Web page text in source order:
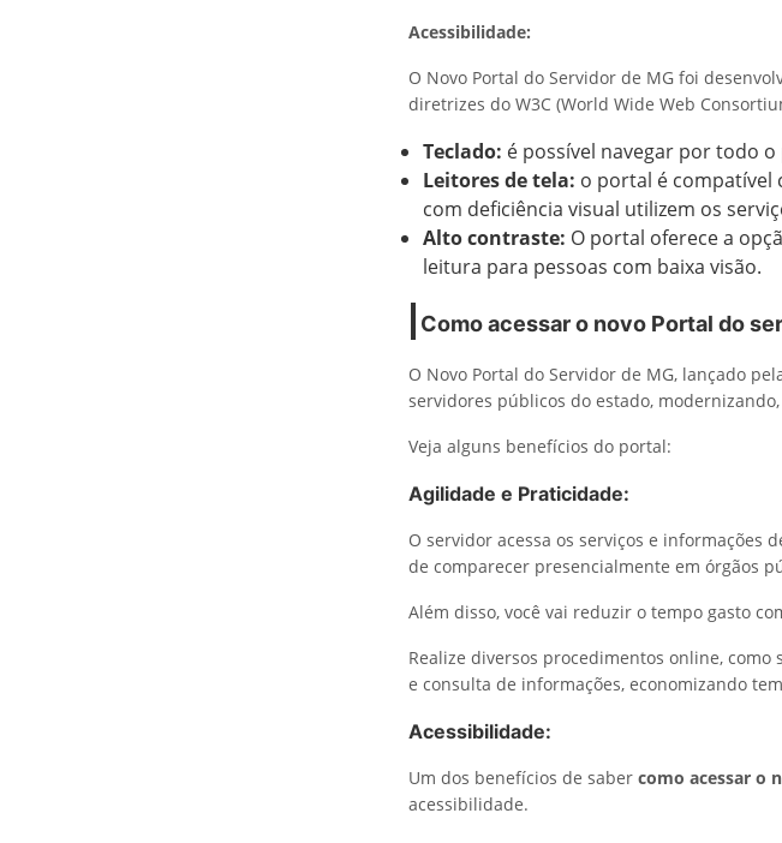
Acessibilidade:
O Novo Portal do Servidor de MG foi
diretrizes do W3C (World Wide Web
Teclado: é possível navegar por todo
Leitores de tela: o portal é compatível
com deficiência visual utilizem os
Alto contraste: O portal oferece a
leitura para pessoas com baixa visão.
Como acessar o novo Portal do
O Novo Portal do Servidor de MG, lançado
servidores públicos do estado,
Veja alguns benefícios do portal:
Agilidade e Praticidade:
O servidor acessa os serviços e informações
de comparecer presencialmente em órgãos
Além disso, você vai reduzir o tempo gasto
Realize diversos procedimentos online,
e consulta de informações, economizando
Acessibilidade:
Um dos benefícios de saber como acessar o
acessibilidade.